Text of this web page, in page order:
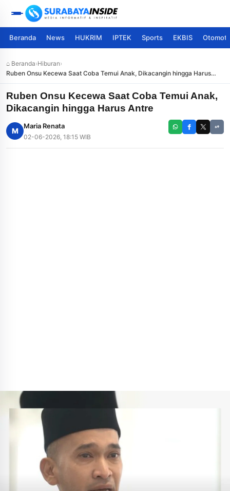
Beranda News HUKRIM IPTEK Sports EKBIS
⌂ Beranda›Hiburan›
Ruben Onsu Kecewa Saat Coba Temui Anak, Dikacangin hingga Harus
Antre
Ruben Onsu Kecewa Saat Coba Temui Anak,
Dikacangin hingga Harus Antre
M
Maria Renata
02-06-2026, 18:15 WIB